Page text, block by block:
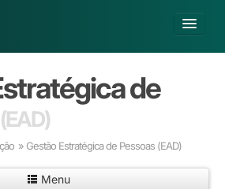
Já sou Aluno
Matricule-se
de
(EAD)
» Gestão Estratégica de Pessoas (EAD)
Menu